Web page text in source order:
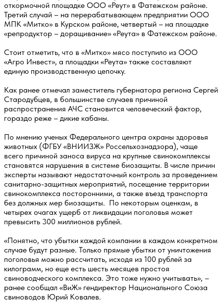
откормочной площадке ООО «Реут» в Фатежском районе.
Третий случай – на перерабатывающем предприятии ООО
МПК «Митко» в Курском районе, четвертый – на площадке
«репродуктор – доращивание» «Реута» в Фатежском районе.
Стоит отметить, что в «Митко» мясо поступило из ООО
«Агро Инвест», а площадки «Реута» также составляют
единую производственную цепочку.
Как ранее отмечал заместитель губернатора региона Сергей
Стародубцев, в большинстве случаев причиной
распространения АЧС становится человеческий фактор,
гораздо реже – дикие кабаны.
По мнению ученых Федерального центра охраны здоровья
животных (ФГБУ «ВНИИЗЖ» Россельхознадзора), чаще
всего причиной заноса вируса на крупные свинокомплексы
становятся нарушения в системе биозащиты. В числе причин
эксперты называют недостаточный контроль за проведением
санитарно-защитных мероприятий, посещение территории
свинокомплекса посторонними, а также въезд транспорта
без должных мер биозащиты. По некоторым оценкам, в
четырех очагах ущерб от ликвидации поголовья может
превысить 300 миллионов рублей.
«Понятно, что убытки каждой компании в каждом конкретном
случае будут разные. Только прямые убытки от уничтожения
поголовья можно рассчитать, исходя из 100 рублей за
килограмм, но еще есть шесть месяцев простоя
свиноводческого комплекса. Это тоже нужно учитывать», –
ранее сообщал «ВиЖ» гендиректор Национального Союза
свиноводов Юрий Ковалев.